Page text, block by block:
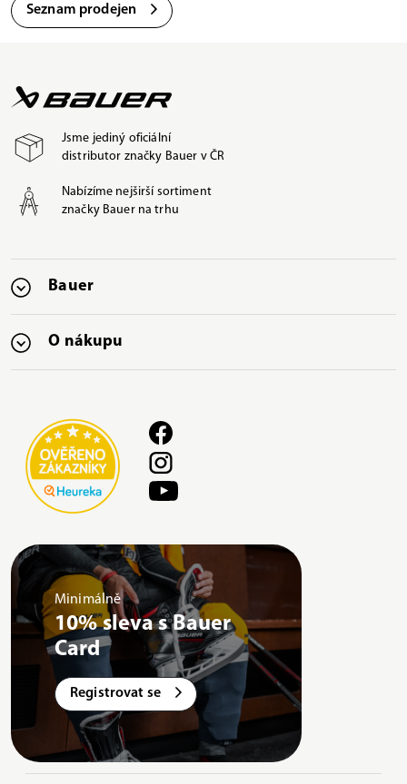
Seznam prodejen
Jsme jediný oficiální
distributor značky Bauer v ČR
Nabízíme nejširší sortiment
značky Bauer na trhu
Bauer
O nákupu
Minimálně
10% sleva s Bauer
Card
Registrovat se